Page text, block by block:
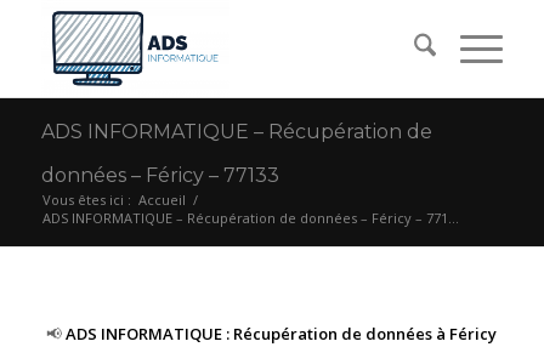
ADS INFORMATIQUE – Récupération de
données – Féricy – 77133
Vous êtes ici : Accueil /
ADS INFORMATIQUE – Récupération de données – Féricy – 771...
📢ADS INFORMATIQUE : Récupération de données à Féricy